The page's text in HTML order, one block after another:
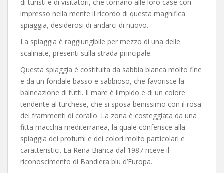
di turisti e di visitatori, che tornano alle loro case con
impresso nella mente il ricordo di questa magnifica
spiaggia, desiderosi di andarci di nuovo.
La spiaggia è raggiungibile per mezzo di una delle
scalinate, presenti sulla strada principale.
Questa spiaggia è costituita da sabbia bianca molto fine
e da un fondale basso e sabbioso, che favorisce la
balneazione di tutti. Il mare è limpido e di un colore
tendente al turchese, che si sposa benissimo con il rosa
dei frammenti di corallo. La zona è costeggiata da una
fitta macchia mediterranea, la quale conferisce alla
spiaggia dei profumi e dei colori molto particolari e
caratteristici. La Rena Bianca dal 1987 riceve il
riconoscimento di Bandiera blu d’Europa.